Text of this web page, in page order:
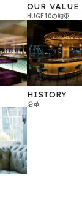
OUR VALUE
HUGE10の約束
HISTORY
沿革